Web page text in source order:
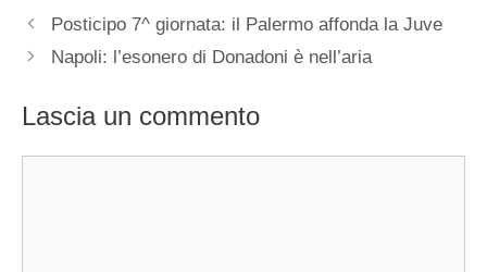
Posticipo 7^ giornata: il Palermo affonda la Juve
Napoli: l’esonero di Donadoni è nell’aria
Lascia un commento